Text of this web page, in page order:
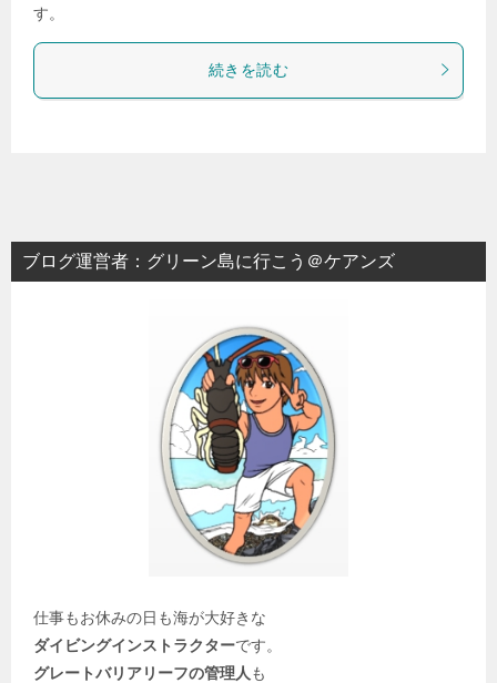
す。
続きを読む
ブログ運営者：グリーン島に行こう＠ケアンズ
仕事もお休みの日も海が大好きな
ダイビングインストラクターです。
グレートバリアリーフの管理人も